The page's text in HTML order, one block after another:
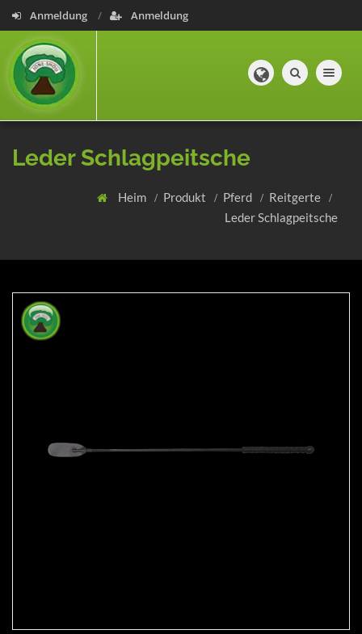
Anmeldung Anmeldung
Toggle
Leder Schlagpeitsche
Heim Produkt Pferd
Reitgerte
Leder Schlagpeitsche